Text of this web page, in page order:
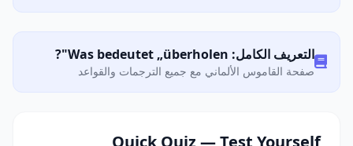
التعريف الكامل: Was bedeutet „überholen"?
صفحة القاموس الألماني مع جميع الترجمات والقواعد